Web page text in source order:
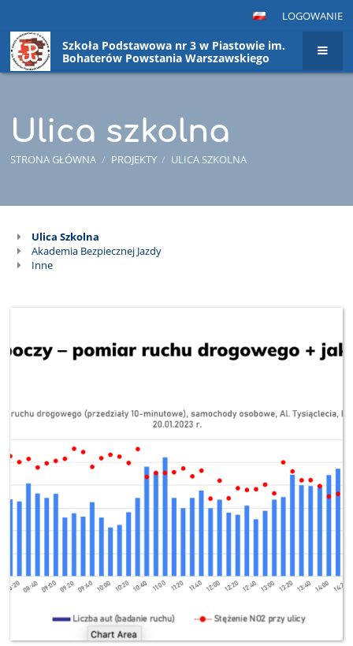
LOGOWANIE
Szkoła Podstawowa nr 3 w Piastowie im.
Bohaterów Powstania Warszawskiego
Ulica szkolna
STRONA GŁÓWNA / PROJEKTY / ULICA SZKOLNA
Ulica
szkolna
Ulica Szkolna
Akademia Bezpiecznej Jazdy
Inne